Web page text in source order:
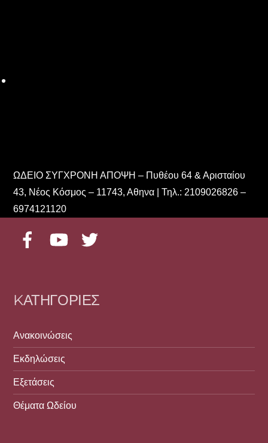
ΩΔΕΙΟ ΣΥΓΧΡΟΝΗ ΑΠΟΨΗ – Πυθέου 64 & Αρισταίου
43, Νέος Κόσμος – 11743, Αθηνα | Τηλ.: 2109026826 –
6974121120
FacebookYouTube
KΑΤΗΓΟΡΊΕΣ
Ανακοινώσεις
Εκδηλώσεις
Εξετάσεις
Θέματα Ωδείου